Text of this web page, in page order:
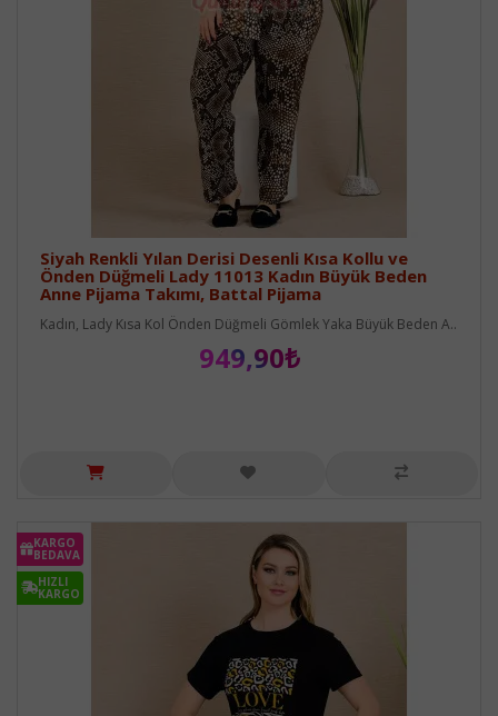
Siyah Renkli Yılan Derisi Desenli Kısa Kollu ve
Önden Düğmeli Lady 11013 Kadın Büyük Beden
Anne Pijama Takımı, Battal Pijama
Kadın, Lady Kısa Kol Önden Düğmeli Gömlek Yaka Büyük Beden A..
949,90₺
KARGO
BEDAVA
HIZLI
KARGO